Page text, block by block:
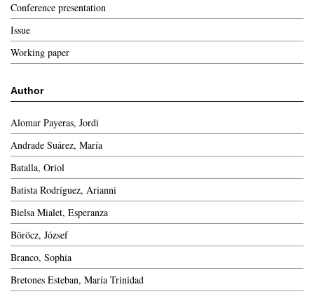
Conference presentation
Issue
Working paper
Author
Alomar Payeras, Jordi
Andrade Suárez, María
Batalla, Oriol
Batista Rodríguez, Arianni
Bielsa Mialet, Esperanza
Böröcz, József
Branco, Sophia
Bretones Esteban, María Trinidad